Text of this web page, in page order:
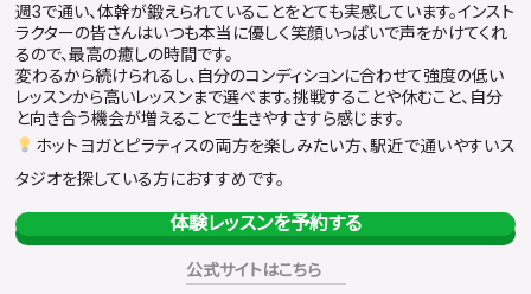
週3で通い、体幹が鍛えられていることをとても実感しています。インスト
ラクターの皆さんはいつも本当に優しく笑顔いっぱいで声をかけてくれ
るので、最高の癒しの時間です。
変わるから続けられるし、自分のコンディションに合わせて強度の低い
レッスンから高いレッスンまで選べます。挑戦することや休むこと、自分
と向き合う機会が増えることで生きやすさすら感じます。
ホットヨガとピラティスの両方を楽しみたい方、駅近で通いやすいス
タジオを探している方におすすめです。
体験レッスンを予約する
公式サイトはこちら